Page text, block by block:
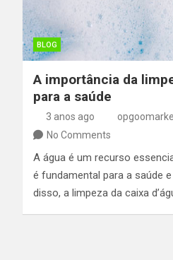
BLOG
A importância da
para a saúde
3 anos ago
No Comments
A água é um recurso
é fundamental para a saúde
disso, a limpeza da caixa